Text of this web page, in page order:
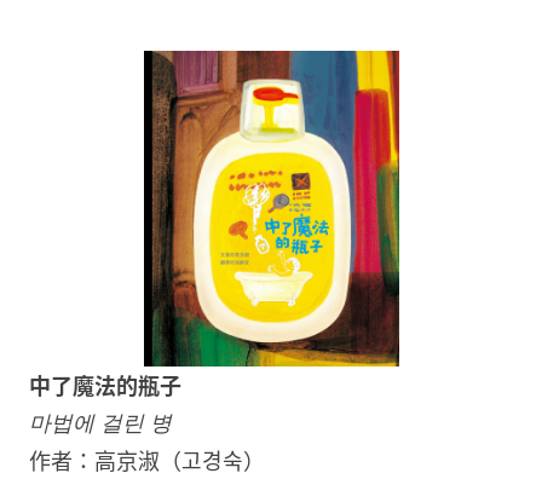
中了魔法的瓶子
마법에 걸린 병
作者：高京淑（고경숙）